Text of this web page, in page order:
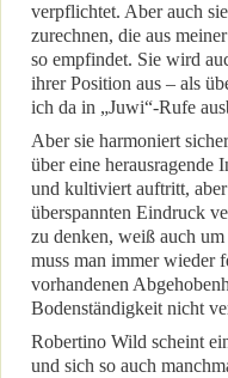
verpflichtet. Aber auch
zurechnen, die aus
so empfindet. Sie wird
ihrer Position aus – als
ich da in „Juwi“-Rufe
Aber sie harmoniert
über eine herausragende
und kultiviert auftritt,
überspannten Eindruck
zu denken, weiß auch
muss man immer wieder
vorhandenen
Bodenständigkeit nicht
Robertino Wild scheint
und sich so auch